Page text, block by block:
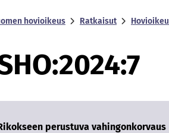
hovioikeus Ratkaisut
perustuva vahingonkorvaus